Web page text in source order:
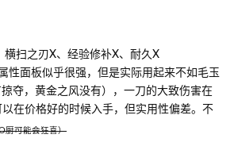
横扫之刃X、经验修补X、耐久X
性面板似乎很强，但是实际用起来不如毛玉
夺，黄金之风没有），一刀的大致伤害在
在价格好的时候入手，但实用性偏差。不
厨可能会狂喜）